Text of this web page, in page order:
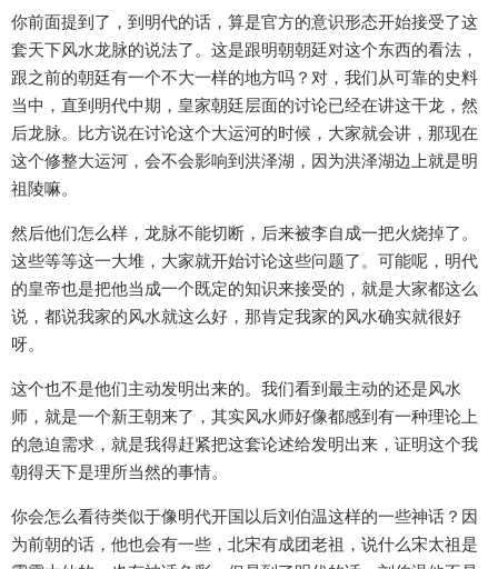
你前面提到了，到明代的话，算是官方的意识形态开始接受了这
套天下风水龙脉的说法了。这是跟明朝朝廷对这个东西的看法，
跟之前的朝廷有一个不大一样的地方吗？对，我们从可靠的史料
当中，直到明代中期，皇家朝廷层面的讨论已经在讲这干龙，然
后龙脉。比方说在讨论这个大运河的时候，大家就会讲，那现在
这个修整大运河，会不会影响到洪泽湖，因为洪泽湖边上就是明
祖陵嘛。
然后他们怎么样，龙脉不能切断，后来被李自成一把火烧掉了。
这些等等这一大堆，大家就开始讨论这些问题了。可能呢，明代
的皇帝也是把他当成一个既定的知识来接受的，就是大家都这么
说，都说我家的风水就这么好，那肯定我家的风水确实就很好
呀。
这个也不是他们主动发明出来的。我们看到最主动的还是风水
师，就是一个新王朝来了，其实风水师好像都感到有一种理论上
的急迫需求，就是我得赶紧把这套论述给发明出来，证明这个我
朝得天下是理所当然的事情。
你会怎么看待类似于像明代开国以后刘伯温这样的一些神话？因
为前朝的话，他也会有一些，北宋有成团老祖，说什么宋太祖是